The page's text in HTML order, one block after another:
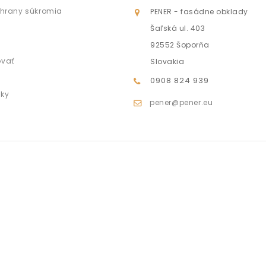
súkromia
PENER - fasádne obklady
Šaľská ul. 403
92552 Šoporňa
Slovakia
0908 824 939
pener@pener.eu